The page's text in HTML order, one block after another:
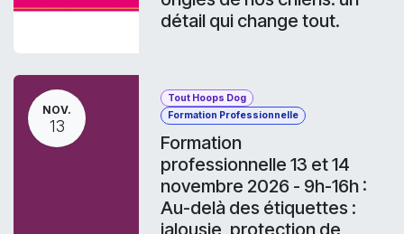
détail qui change tout.
NOV.
13
Tout Hoops Dog
Formation Professionnelle
Formation
professionnelle 13 et 14
novembre 2026 - 9h-16h :
Au-delà des étiquettes :
jalousie, protection de